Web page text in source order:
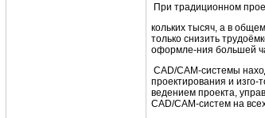
При традиционном
кольких тысяч, а в
только снизить
оформле-ния большей
СAD/CAM-системы
проектирования и изго-
ведением проекта,
CAD/CAM-систем на